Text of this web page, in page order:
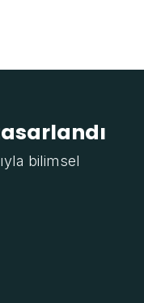
bilimsel